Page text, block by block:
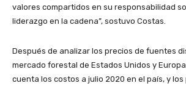
valores compartidos en su responsabilidad
liderazgo en la cadena”, sostuvo Costas.
Después de analizar los precios de fuentes
mercado forestal de Estados Unidos y
cuenta los costos a julio 2020 en el país, y los